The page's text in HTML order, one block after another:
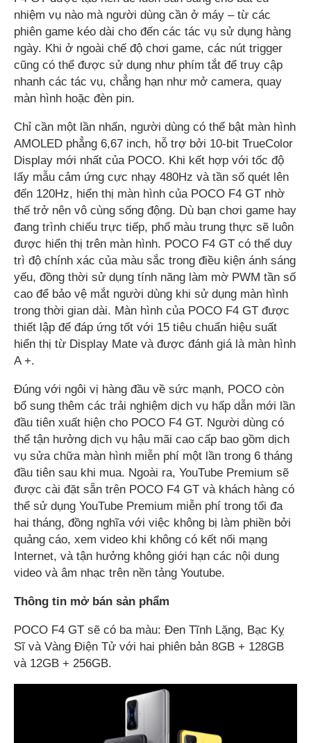
nhiệm vụ nào mà người dùng cần ở máy – từ các
phiên game kéo dài cho đến các tác vụ sử dụng hàng
ngày. Khi ở ngoài chế độ chơi game, các nút trigger
cũng có thể được sử dụng như phím tắt để truy cập
nhanh các tác vụ, chẳng hạn như mở camera, quay
màn hình hoặc đèn pin.
Chỉ cần một lần nhấn, người dùng có thể bật màn hình
AMOLED phẳng 6,67 inch, hỗ trợ bởi 10-bit TrueColor
Display mới nhất của POCO. Khi kết hợp với tốc độ
lấy mẫu cảm ứng cực nhạy 480Hz và tần số quét lên
đến 120Hz, hiển thị màn hình của POCO F4 GT nhờ
thế trở nên vô cùng sống động. Dù bạn chơi game hay
đang trình chiếu trực tiếp, phổ màu trung thực sẽ luôn
được hiển thị trên màn hình. POCO F4 GT có thể duy
trì độ chính xác của màu sắc trong điều kiện ánh sáng
yếu, đồng thời sử dụng tính năng làm mờ PWM tần số
cao để bảo vệ mắt người dùng khi sử dụng màn hình
trong thời gian dài. Màn hình của POCO F4 GT được
thiết lập để đáp ứng tốt với 15 tiêu chuẩn hiệu suất
hiển thị từ Display Mate và được đánh giá là màn hình
A +.
Đúng với ngôi vị hàng đầu về sức mạnh, POCO còn
bổ sung thêm các trải nghiệm dịch vụ hấp dẫn mới lần
đầu tiên xuất hiện cho POCO F4 GT. Người dùng có
thể tận hưởng dịch vụ hậu mãi cao cấp bao gồm dịch
vụ sửa chữa màn hình miễn phí một lần trong 6 tháng
đầu tiên sau khi mua. Ngoài ra, YouTube Premium sẽ
được cài đặt sẵn trên POCO F4 GT và khách hàng có
thể sử dụng YouTube Premium miễn phí trong tối đa
hai tháng, đồng nghĩa với việc không bị làm phiền bởi
quảng cáo, xem video khi không có kết nối mạng
Internet, và tận hưởng không giới hạn các nội dung
video và âm nhạc trên nền tảng Youtube.
Thông tin mở bán sản phẩm
POCO F4 GT sẽ có ba màu: Đen Tĩnh Lặng, Bạc Kỵ
Sĩ và Vàng Điện Tử với hai phiên bản 8GB + 128GB
và 12GB + 256GB.